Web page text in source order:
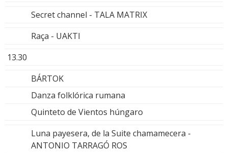
Secret channel - TALA MATRIX
Raça - UAKTI
13.30
BÁRTOK
Danza folklórica rumana
Quinteto de Vientos húngaro
Luna payesera, de la Suite chamamecera -
ANTONIO TARRAGÓ ROS